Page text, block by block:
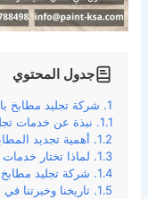
جدول المحتوي
شركة تجليد مطابخ
نبذة عن خدمات
أهمية تجديد
لماذا تختار
شركة تجليد
تاريخنا وخبرتنا